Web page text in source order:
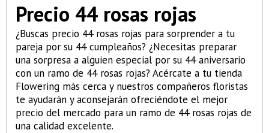
Precio 44 rosas rojas
¿Buscas precio 44 rosas rojas para sorprender a tu
pareja por su 44 cumpleaños? ¿Necesitas preparar
una sorpresa a alguien especial por su 44 aniversario
con un ramo de 44 rosas rojas? Acércate a tu tienda
Flowering más cerca y nuestros compañeros floristas
te ayudarán y aconsejarán ofreciéndote el mejor
precio del mercado para un ramo de 44 rosas rojas de
una calidad excelente.